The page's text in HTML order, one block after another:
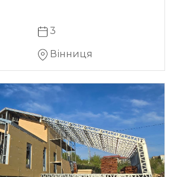
3
Вінниця